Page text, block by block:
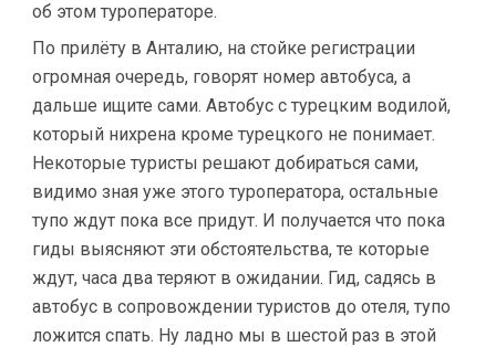
об этом туроператоре.
По прилёту в Анталию, на стойке регистрации
огромная очередь, говорят номер автобуса, а
дальше ищите сами. Автобус с турецким водилой,
который нихрена кроме турецкого не понимает.
Некоторые туристы решают добираться сами,
видимо зная уже этого туроператора, остальные
тупо ждут пока все придут. И получается что пока
гиды выясняют эти обстоятельства, те которые
ждут, часа два теряют в ожидании. Гид, садясь в
автобус в сопровождении туристов до отеля, тупо
ложится спать. Ну ладно мы в шестой раз в этой